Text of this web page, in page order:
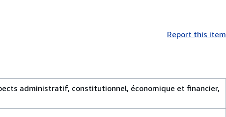
Report this item
administratif, constitutionnel, économique et financier,